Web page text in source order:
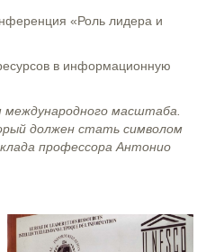
«Роль лидера и
в информационную
международного масштаба.
должен стать символом
профессора Антонио